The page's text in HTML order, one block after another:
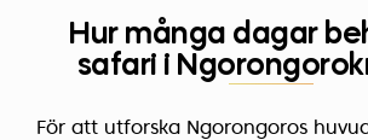
Hur många dagar
safari i
För att utforska Ngorongoros